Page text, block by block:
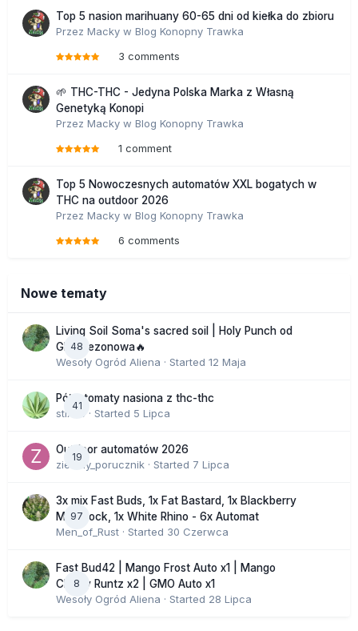
Top 5 nasion marihuany 60-65 dni od kiełka do zbioru
Przez Macky w Blog Konopny Trawka
3 comments
🌱 THC-THC - Jedyna Polska Marka z Własną
Genetyką Konopi
Przez Macky w Blog Konopny Trawka
1 comment
Top 5 Nowoczesnych automatów XXL bogatych w
THC na outdoor 2026
Przez Macky w Blog Konopny Trawka
6 comments
Nowe tematy
48
Living Soil Soma's sacred soil | Holy Punch od
GHS sezonowa🔥
Wesoły Ogród Aliena · Started 12 Maja
41
Półautomaty nasiona z thc-thc
stix33 · Started 5 Lipca
19
Outdoor automatów 2026
zielony_porucznik · Started 7 Lipca
97
3x mix Fast Buds, 1x Fat Bastard, 1x Blackberry
Moonrock, 1x White Rhino - 6x Automat
Men_of_Rust · Started 30 Czerwca
8
Fast Bud42 | Mango Frost Auto x1 | Mango
Cherry Runtz x2 | GMO Auto x1
Wesoły Ogród Aliena · Started 28 Lipca